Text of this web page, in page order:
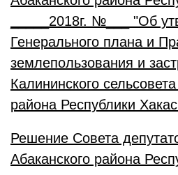
_____2018г. №___ "Об
Генерального плана и
землепользования и
Калининского
района Республики
Решение Совета
Абаканского района